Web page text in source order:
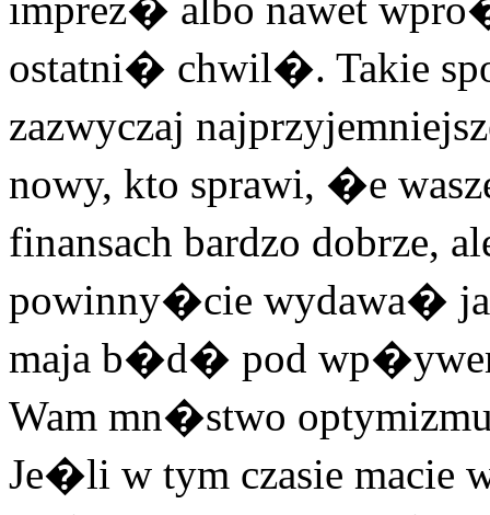
imprez� albo nawet
ostatni� chwil�. Takie
zazwyczaj
nowy, kto sprawi, �e
finansach bardzo dobrze,
powinny�cie wydawa�
maja b�d� pod
Wam mn�stwo
Je�li w tym czasie macie